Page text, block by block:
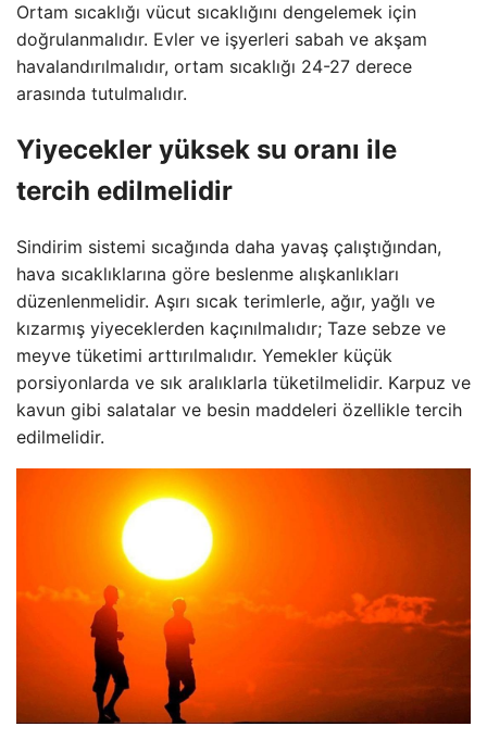
Ortam sıcaklığı vücut sıcaklığını dengelemek için
doğrulanmalıdır. Evler ve işyerleri sabah ve akşam
havalandırılmalıdır, ortam sıcaklığı 24-27 derece
arasında tutulmalıdır.
Yiyecekler yüksek su oranı ile
tercih edilmelidir
Sindirim sistemi sıcağında daha yavaş çalıştığından,
hava sıcaklıklarına göre beslenme alışkanlıkları
düzenlenmelidir. Aşırı sıcak terimlerle, ağır, yağlı ve
kızarmış yiyeceklerden kaçınılmalıdır; Taze sebze ve
meyve tüketimi arttırılmalıdır. Yemekler küçük
porsiyonlarda ve sık aralıklarla tüketilmelidir. Karpuz ve
kavun gibi salatalar ve besin maddeleri özellikle tercih
edilmelidir.